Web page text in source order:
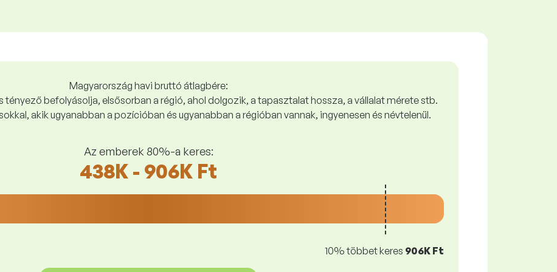
Magyarország havi bruttó átlagbére:
befolyásolja, elsősorban a régió, ahol dolgozik, a tapasztalat hossza, a vállalat mérete stb.
akik ugyanabban a pozícióban és ugyanabban a régióban vannak, ingyenesen és névtelenül.
Az emberek 80%-a keres:
438K - 906K Ft
10% többet keres 906K Ft